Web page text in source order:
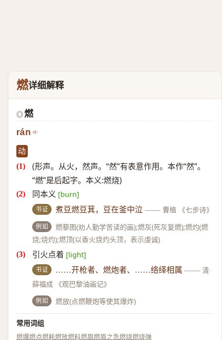
燃详细解释
◎ 燃
rán
动
(形声。从火，然声。“然”有表意作用。本作“然”。
“燃”是后起字。本义:燃烧)
同本义 [burn]
书证 煮豆燃豆萁，豆在釜中泣 —— 曹植 《七步诗》
例如
燃藜图(劝人勤学苦读的画);燃灰(死灰复燃);燃灼(燃
烧;烧灼);燃顶(以香火烧灼头顶，表示虔诚)
引火点着 [light]
书证 ……开枪者、燃炮者、……络绎相属 —— 清·
薛福成 《观巴黎油画记》
例如 燃放(点燃鞭炮等使其爆炸)
常用词组
燃爆燃点燃耗燃放燃料燃眉燃眉之急燃烧燃烧弹